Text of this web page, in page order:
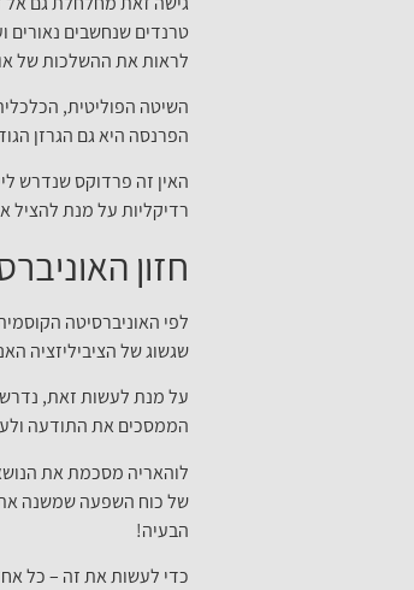
טרנדים שנחשבים נאורים
לראות את ההשלכות של
השיטה הפוליטית,
הפרנסה היא גם הגרזן
האין זה פרדוקס שנדרש
רדיקליות על מנת להציל
חזון
לפי האוניברסיטה
שגשוג של הציביליזציה
על מנת לעשות זאת,
הממסכים את התודעה
לוהאריה מסכמת את
של כוח השפעה שמשנה את
הבעיה!
כדי לעשות את זה – כל